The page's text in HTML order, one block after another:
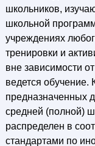
школьников,
школьной
учреждениях
тренировки и
вне зависимости
ведется обучение.
предназначенных
средней (полной)
распределен в
стандартами по